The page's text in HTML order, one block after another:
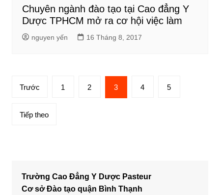
Chuyên ngành đào tạo tại Cao đẳng Y
Dược TPHCM mở ra cơ hội việc làm
nguyen yến 16 Tháng 8, 2017
Phân
bài
Trước 1 2 3 4 5
Tiếp theo
Trường Cao Đẳng Y Dược Pasteur
Cơ sở Đào tạo quận Bình Thạnh